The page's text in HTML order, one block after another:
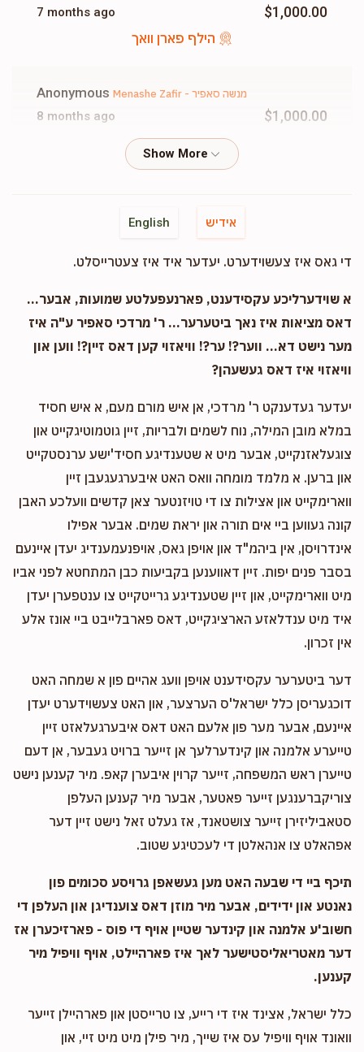
$23,255 121
Donated Goal Donors
Yitzchok Zafir - יצחק סאפיר
Donated Goal Donors
7 months ago $1,000.00
הילף פארן וואך
Anonymous Menashe Zafir - מנשה סאפיר
8 months ago $1,000.00
הילף פארן וואך
9 months ago $25.00
Mendy Klein Menashe Zafir - מנשה סאפיר
$1,000.00
Anonymous Menashe Zafir - מנשה סאפיר
9 months ago $1,000.00
הילף פארן וואך
English אידיש
די גאס איז צעשוידערט. יעדער איד איז צעטרייסלט.
א שוידערליכע עקסידענט, פארנעפעלטע שמועות, אבער...
דאס מציאות איז נאך ביטערער... ר' מרדכי סאפיר ע"ה איז
מער נישט דא... ווער?! ער?! וויאזוי קען דאס זיין?! ווען און
וויאזוי איז דאס געשעהן?
יעדער געדענקט ר' מרדכי, אן איש מורם מעם, א איש חסיד
במלא מובן המילה, נוח לשמים ולבריות, זיין גוטמוטיגקייט און
צוגעלאזנקייט, אבער מיט א שטענדיגע חסיד'ישע ערנסטקייט
און ברען. א מלמד מומחה וואס האט איבערגעגעבן זיין
ווארימקייט און אצילות צו די טויזנטער צאן קדשים וועלכע האבן
קונה געווען ביי אים תורה און יראת שמים. אבער אפילו
אינדרויסן, אין ביהמ"ד און אויפן גאס, אויפנעמענדיג יעדן איינעם
בסבר פנים יפות. זיין דאווענען בקביעות כבן המתחטא לפני אביו
מיט ווארימקייט, און זיין שטענדיגע גרייטקייט צו ענטפערן יעדן
איד מיט ענדלאזע הארציגקייט, דאס פארבלייבט ביי אונז אלע
אין זכרון.
דער ביטערער עקסידענט אויפן וועג אהיים פון א שמחה האט
דוכגעריסן כלל ישראל'ס הערצער, און האט צעשוידערט יעדן
איינעם, אבער מער פון אלעם האט דאס איבערגעלאזט זיין
טייערע אלמנה און קינדערלעך אן זייער ברויט געבער, אן דעם
טייערן ראש המשפחה, זייער קרוין איבערן קאפ. מיר קענען נישט
צוריקברענגען זייער פאטער, אבער מיר קענען העלפן
סטאביליזירן זייער צושטאנד, אז געלט זאל נישט זיין דער
אפהאלט צו אנהאלטן די לעכטיגע שטוב.
תיכף ביי די שבעה האט מען געשאפן גרויסע סכומים פון
נאנטע און ידידים, אבער מיר מוזן דאס צוענדיגן און העלפן די
חשוב'ע אלמנה און קינדער שטיין אויף די פוס - פארזיכערן אז
דער מאטריאליסטישער לאך איז פארהיילט, אויף וויפיל מיר
קענען.
כלל ישראל, אצינד איז די רייע, צו טרייסטן און פארהיילן זייער
וואונד אויף וויפיל עס איז שייך, מיר פילן מיט מיט זיי, און